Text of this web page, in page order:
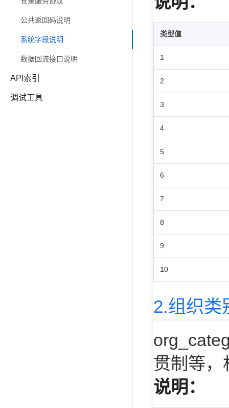
公共返回码说明
系统字段说明
数据回流接口说明
API索引
调试工具
类型值
1
2
3
4
5
6
7
8
9
10
2.组织类
贯制等，
说明：